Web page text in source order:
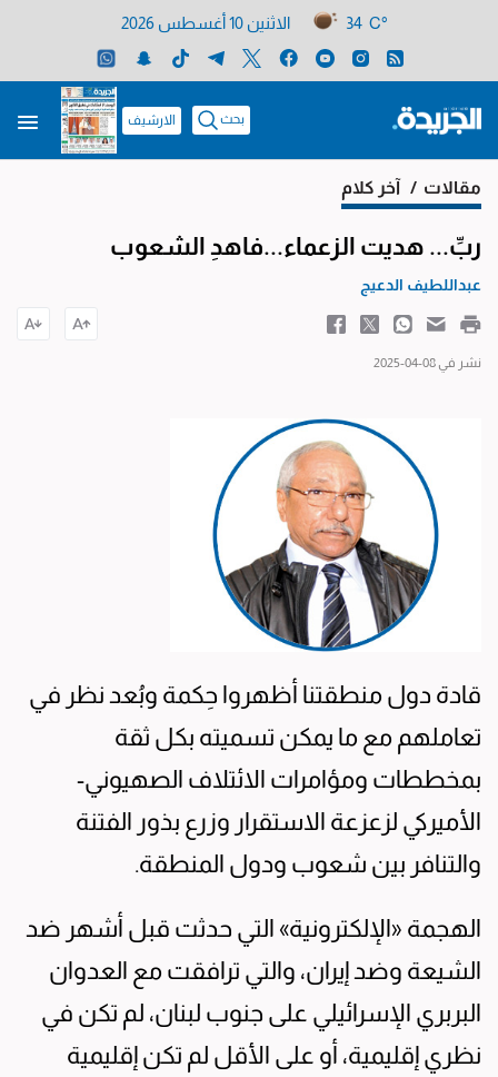
34 C° الاثنين 10 أغسطس 2026
بحث الارشيف
مقالات / آخر كلام
ربِّ... هديت الزعماء...فاهدِ الشعوب
عبداللطيف الدعيج
نشر في 08-04-2025
قادة دول منطقتنا أظهروا حِكمة وبُعد نظر في
تعاملهم مع ما يمكن تسميته بكل ثقة
بمخططات ومؤامرات الائتلاف الصهيوني-
الأميركي لزعزعة الاستقرار وزرع بذور الفتنة
والتنافر بين شعوب ودول المنطقة.
الهجمة «الإلكترونية» التي حدثت قبل أشهر ضد
الشيعة وضد إيران، والتي ترافقت مع العدوان
البربري الإسرائيلي على جنوب لبنان، لم تكن في
نظري إقليمية، أو على الأقل لم تكن إقليمية